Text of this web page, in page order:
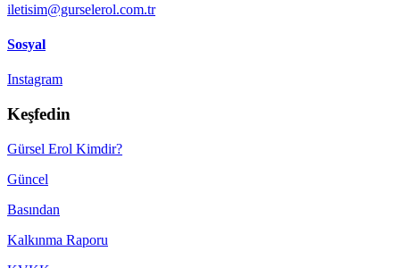
iletisim@gurselerol.com.tr
Sosyal
Instagram
Keşfedin
Gürsel Erol Kimdir?
Güncel
Basından
Kalkınma Raporu